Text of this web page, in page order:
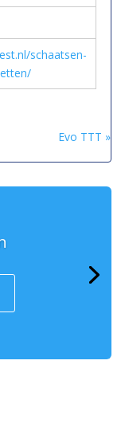
schaatsen-
Evo TTT »